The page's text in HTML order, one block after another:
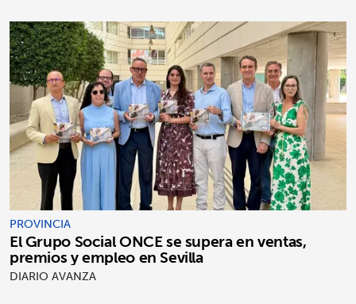
PROVINCIA
El Grupo Social ONCE se supera en ventas,
premios y empleo en Sevilla
DIARIO AVANZA